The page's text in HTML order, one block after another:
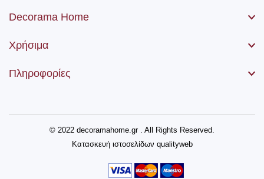
Decorama Home
Χρήσιμα
Πληροφορίες
© 2022 decoramahome.gr . All Rights Reserved.
Κατασκευή ιστοσελίδων qualityweb